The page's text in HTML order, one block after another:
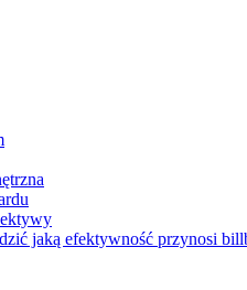
jaką efektywność przynosi